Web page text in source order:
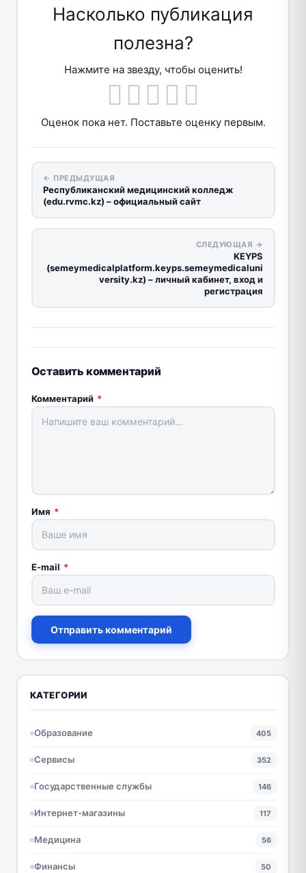
Насколько публикация
полезна?
Нажмите на звезду, чтобы оценить!
Оценок пока нет. Поставьте оценку первым.
← ПРЕДЫДУЩАЯ
Республиканский медицинский колледж
(edu.rvmc.kz) – официальный сайт
СЛЕДУЮЩАЯ →
KEYPS
(semeymedicalplatform.keyps.semeymedicaluni
versity.kz) – личный кабинет, вход и
регистрация
Оставить комментарий
Комментарий *
Имя *
E-mail *
Отправить комментарий
КАТЕГОРИИ
Образование 405
Сервисы 352
Государственные службы 146
Интернет-магазины 117
Медицина 56
Финансы 50